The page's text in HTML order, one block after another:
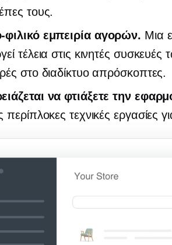
τους.
φιλικόεμπειρία αγορών. Μια
τέλεια στις κινητές
στο διαδίκτυο απρόσκοπτες.
να φτιάξετε την
περίπλοκες τεχνικές εργασίες